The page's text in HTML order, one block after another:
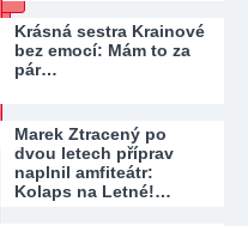
Krásná sestra Krainové
bez emocí: Mám to za
pár…
Marek Ztracený po
dvou letech příprav
naplnil amfiteátr:
Kolaps na Letné!…